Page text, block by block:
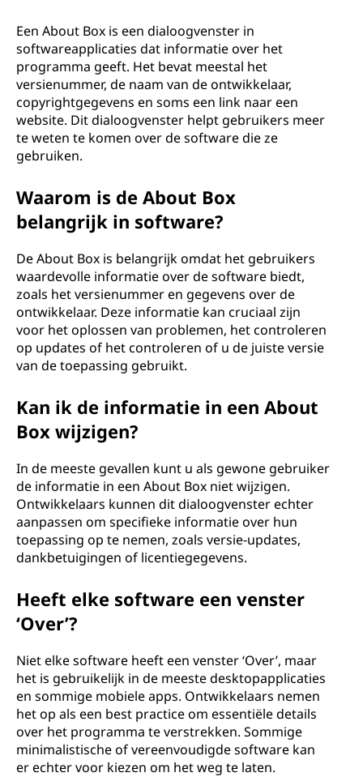
B
Een About Box is een dialoogvenster in
softwareapplicaties dat informatie over het
programma geeft. Het bevat meestal het
versienummer, de naam van de ontwikkelaar,
copyrightgegevens en soms een link naar een
website. Dit dialoogvenster helpt gebruikers meer
te weten te komen over de software die ze
gebruiken.
Waarom is de About Box
belangrijk in software?
De About Box is belangrijk omdat het gebruikers
waardevolle informatie over de software biedt,
zoals het versienummer en gegevens over de
ontwikkelaar. Deze informatie kan cruciaal zijn
voor het oplossen van problemen, het controleren
op updates of het controleren of u de juiste versie
van de toepassing gebruikt.
Kan ik de informatie in een About
Box wijzigen?
In de meeste gevallen kunt u als gewone gebruiker
de informatie in een About Box niet wijzigen.
Ontwikkelaars kunnen dit dialoogvenster echter
aanpassen om specifieke informatie over hun
toepassing op te nemen, zoals versie-updates,
dankbetuigingen of licentiegegevens.
Heeft elke software een venster
‘Over’?
Niet elke software heeft een venster ‘Over’, maar
het is gebruikelijk in de meeste desktopapplicaties
en sommige mobiele apps. Ontwikkelaars nemen
het op als een best practice om essentiële details
over het programma te verstrekken. Sommige
minimalistische of vereenvoudigde software kan
er echter voor kiezen om het weg te laten.